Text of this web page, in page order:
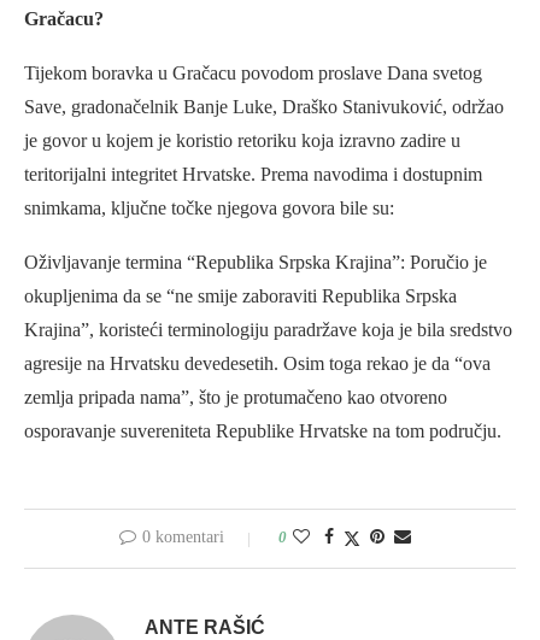
Gračacu?
Tijekom boravka u Gračacu povodom proslave Dana svetog
Save, gradonačelnik Banje Luke, Draško Stanivuković, održao
je govor u kojem je koristio retoriku koja izravno zadire u
teritorijalni integritet Hrvatske. Prema navodima i dostupnim
snimkama, ključne točke njegova govora bile su:
Oživljavanje termina “Republika Srpska Krajina”: Poručio je
okupljenima da se “ne smije zaboraviti Republika Srpska
Krajina”, koristeći terminologiju paradržave koja je bila sredstvo
agresije na Hrvatsku devedesetih. Osim toga rekao je da “ova
zemlja pripada nama”, što je protumačeno kao otvoreno
osporavanje suvereniteta Republike Hrvatske na tom području.
0 komentari 0
ANTE RAŠIĆ